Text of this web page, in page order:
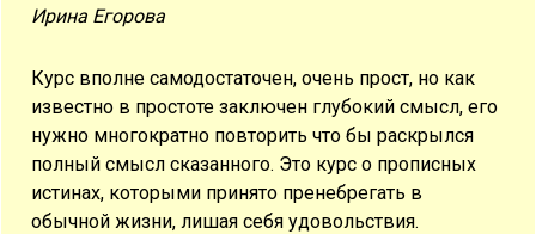
Ирина Егорова
Курс вполне самодостаточен, очень прост, но как
известно в простоте заключен глубокий смысл, его
нужно многократно повторить что бы раскрылся
полный смысл сказанного. Это курс о прописных
истинах, которыми принято пренебрегать в
обычной жизни, лишая себя удовольствия.